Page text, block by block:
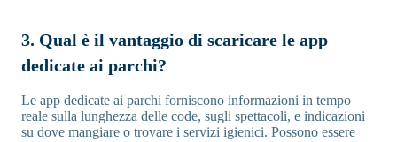
3. Qual è il vantaggio di scaricare le app
dedicate ai parchi?
Le app dedicate ai parchi forniscono informazioni in tempo
reale sulla lunghezza delle code, sugli spettacoli, e indicazioni
su dove mangiare o trovare i servizi igienici. Possono essere